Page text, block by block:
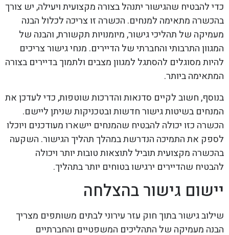
כדי להבטיח שהגישור יתנהל בצורה מקצועית ויעילה, יש צורך
בהכשרה מתאימה למנחים. הכשרה זו צריכה לכלול הבנה
מעמיקה של תהליכי גישור, מיומנויות תקשורת, והבנה של
המגוון התרבותי והחברתי של הדיירים. מנחי גישור צריכים
להיות מסוגלים להסתגל למגוון מצבים ולתמוך בדיירים בצורה
המתאימה ביותר.
בנוסף, חשוב לקיים סדנאות והדרכות שוטפות, כדי לעדכן את
המנחים בשיטות גישור חדשות ובטכניקות שניתן ליישם.
הכשרה כזו יכולה להבטיח שהמנחים יישארו מעודכנים ויוכלו
לספק את התמיכה הנדרשת במהלך תהליך הגישור. השקעה
בהכשרה מקצועית תוביל לתוצאות טובות יותר ויכולה
להבטיח שהדיירים ירגישו בטוחים יותר בתהליך.
יישום גישור בהצלחה
שילוב גישור בתוך חוק עזר עירוני לבתים משותפים מצריך
הבנה מעמיקה של התהליכים המשפטיים והחברתיים